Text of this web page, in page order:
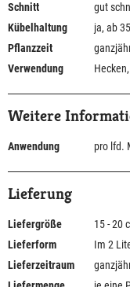
Schnitt
gut
Kübelhaltung
ja, ab
Pflanzzeit
Verwendung
Weitere
Anwendung pro lfd.
Lieferung
Liefergröße
15 - 20
Lieferform
Im 2
Lieferzeitraum